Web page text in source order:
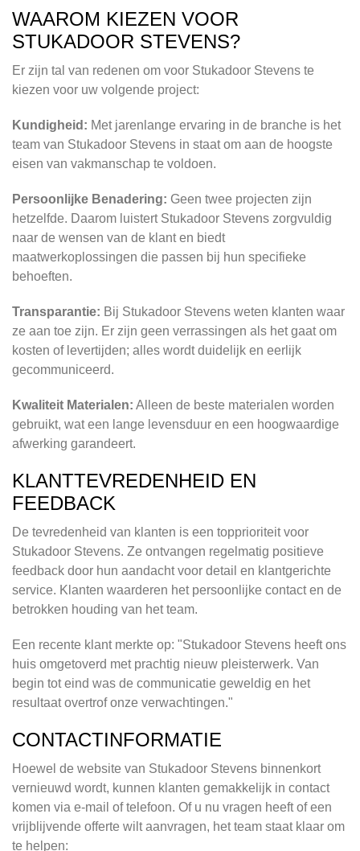
WAAROM KIEZEN VOOR
STUKADOOR STEVENS?
Er zijn tal van redenen om voor Stukadoor Stevens te
kiezen voor uw volgende project:
Kundigheid: Met jarenlange ervaring in de branche is het
team van Stukadoor Stevens in staat om aan de hoogste
eisen van vakmanschap te voldoen.
Persoonlijke Benadering: Geen twee projecten zijn
hetzelfde. Daarom luistert Stukadoor Stevens zorgvuldig
naar de wensen van de klant en biedt
maatwerkoplossingen die passen bij hun specifieke
behoeften.
Transparantie: Bij Stukadoor Stevens weten klanten waar
ze aan toe zijn. Er zijn geen verrassingen als het gaat om
kosten of levertijden; alles wordt duidelijk en eerlijk
gecommuniceerd.
Kwaliteit Materialen: Alleen de beste materialen worden
gebruikt, wat een lange levensduur en een hoogwaardige
afwerking garandeert.
KLANTTEVREDENHEID EN
FEEDBACK
De tevredenheid van klanten is een topprioriteit voor
Stukadoor Stevens. Ze ontvangen regelmatig positieve
feedback door hun aandacht voor detail en klantgerichte
service. Klanten waarderen het persoonlijke contact en de
betrokken houding van het team.
Een recente klant merkte op: "Stukadoor Stevens heeft ons
huis omgetoverd met prachtig nieuw pleisterwerk. Van
begin tot eind was de communicatie geweldig en het
resultaat overtrof onze verwachtingen."
CONTACTINFORMATIE
Hoewel de website van Stukadoor Stevens binnenkort
vernieuwd wordt, kunnen klanten gemakkelijk in contact
komen via e-mail of telefoon. Of u nu vragen heeft of een
vrijblijvende offerte wilt aanvragen, het team staat klaar om
te helpen: